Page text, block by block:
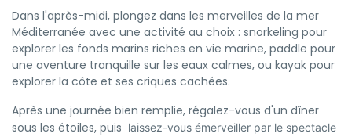
Dans l'après-midi, plongez dans les merveilles de la mer
Méditerranée avec une activité au choix : snorkeling pour
explorer les fonds marins riches en vie marine, paddle pour
une aventure tranquille sur les eaux calmes, ou kayak pour
explorer la côte et ses criques cachées.
Après une journée bien remplie, régalez-vous d'un dîner
sous les étoiles, puis laissez-vous émerveiller par le spectacle